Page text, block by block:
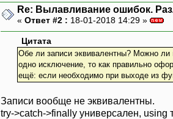
Re: Вылавливание ошибок.
« Ответ #2 : 18-01-2018 14:29 »
Цитата
Обе ли записи эквивалентны? Можно ли
одно исключение, то как правильно
ещё: если необходимо при выходе из
Записи вообще не эквивалентны.
try->catch->finally универсален,